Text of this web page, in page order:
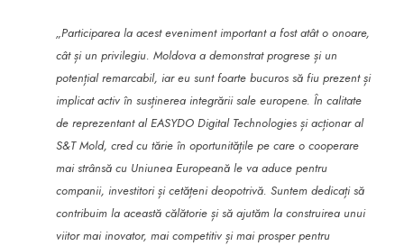
„Participarea la acest eveniment important a fost atât o onoare,
cât și un privilegiu. Moldova a demonstrat progrese și un
potențial remarcabil, iar eu sunt foarte bucuros să fiu prezent și
implicat activ în susținerea integrării sale europene. În calitate
de reprezentant al EASYDO Digital Technologies și acționar al
S&T Mold, cred cu tărie în oportunitățile pe care o cooperare
mai strânsă cu Uniunea Europeană le va aduce pentru
companii, investitori și cetățeni deopotrivă. Suntem dedicați să
contribuim la această călătorie și să ajutăm la construirea unui
viitor mai inovator, mai competitiv și mai prosper pentru